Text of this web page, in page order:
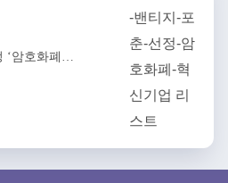
‘암호화폐…